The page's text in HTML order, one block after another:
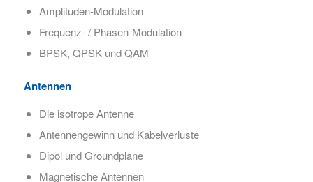
Amplituden-Modulation
Frequenz- / Phasen-Modulation
BPSK, QPSK und QAM
Antennen
Die isotrope Antenne
Antennengewinn und Kabelverluste
Dipol und Groundplane
Magnetische Antennen